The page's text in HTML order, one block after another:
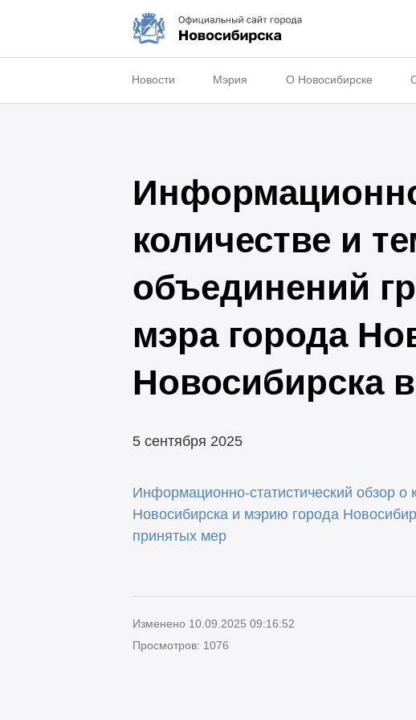
Новости Мэрия О Новосибирске
количестве и
объединений
мэра города
Новосибирска в
5 сентября 2025
Информационно-статистический обзор
Новосибирска и мэрию города
принятых мер
Изменено 10.09.2025 09:16:52
Просмотров: 1076